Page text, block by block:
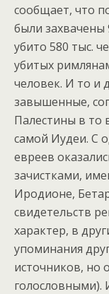
сообщает, что
были захвачены
убито 580 тыс.
убитых
человек. И то и
завышенные,
Палестины в то
самой Иудеи. С
евреев
зачистками,
Иродионе,
свидетельств
характер, в
упоминания
источников, но
голословными).